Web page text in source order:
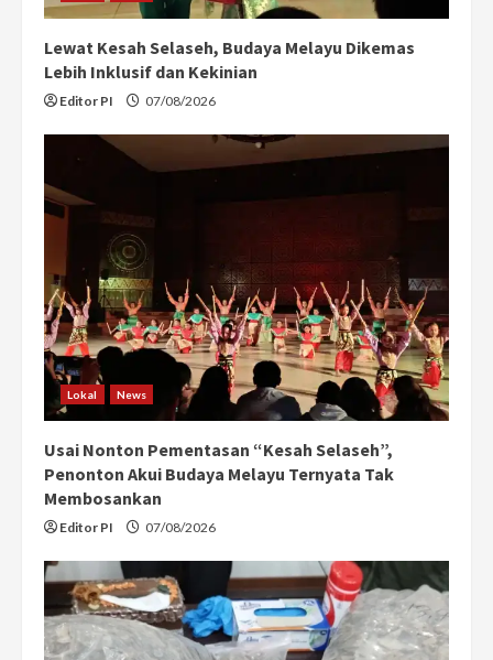
Lewat Kesah Selaseh, Budaya Melayu Dikemas
Lebih Inklusif dan Kekinian
Editor PI 07/08/2026
Lokal News
Usai Nonton Pementasan “Kesah Selaseh”,
Penonton Akui Budaya Melayu Ternyata Tak
Membosankan
Editor PI 07/08/2026